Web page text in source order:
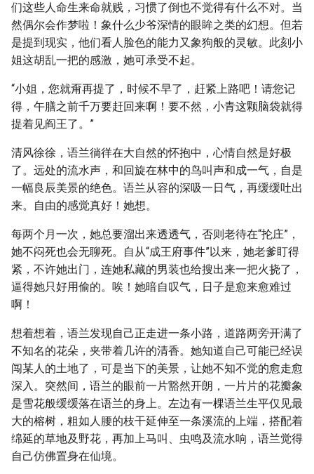
们这些人命生来命就贱，习惯了倒也不觉得有什么不对。当
然偶尔会作梦啦！象什么少爷深情的眼眸之类的幻想。但若
是提到现实，他们看人脸色的能力又象狗般的灵敏。此刻小
姐这胡乱一把的感激，她可承受不起。
“小姐，您就甭再提了，时候不早了，赶紧上路吧！请您记
得，午膳之前千万要赶回来啊！要不然，小青这颗脑袋就得
提着见阎王了。”
清风徐徐，语兰徜徉在大自然的怀抱中，心情自然是好极
了。远处的流水声，和回旋在林中的鸟叫声和成一气，自是
一幅良辰美景的绝色。语兰从容的深吸一日气，再缓缓吐出
来。自由的感觉真好！她想。
每两个月一次，她总要溜出来透透气，否则老待在“抡庄”，
她不闷死也会无聊死。自从“成王府事件”以来，她老爹盯得
紧，不许她出门，连她私藏的男装也给搜出来一把火挠了，
逼得她只好用偷的。唉！她暗自叹气，日子是愈来愈难过
啊！
想着想着，语兰发现自己正走进一条小路，道路两旁开满了
不知名的花朵，夹带着几许的清香。她知道自己可能已经误
闯某人的土地了，可是当下的美景，让她不知不觉的愈走愈
深入。突然间，语兰的眼前一片豁然开朗，一片片的花瓣象
是雪花般缓缓落在语兰的身上。左边有一棵语兰生平仅见最
大的榕树，粗如人腰的枝干延伸至一条溪流的上端，搭配着
绵延的草地及野花，再加上马叫、虫鸣及流水响，语兰觉得
自己仿佛置身在仙境。